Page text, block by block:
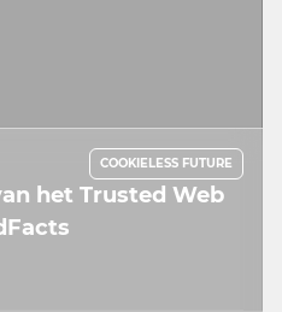
COOKIELESS FUTURE
het Trusted Web